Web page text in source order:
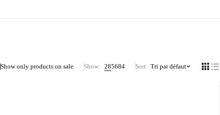
Show only products on sale Show: 285684 Sort Tri par défaut